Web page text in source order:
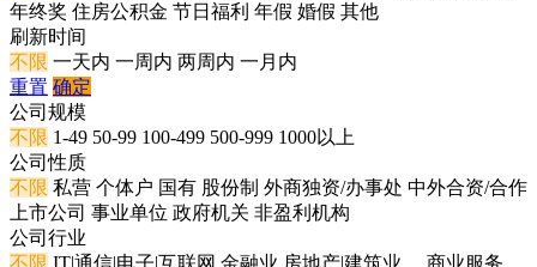
年终奖 住房公积金 节日福利 年假 婚假 其他
刷新时间
不限 一天内 一周内 两周内 一月内
重置 确定
公司规模
不限 1-49 50-99 100-499 500-999 1000以上
公司性质
不限 私营 个体户 国有 股份制 外商独资/办事处 中外合资/合作
上市公司 事业单位 政府机关 非盈利机构
公司行业
不限 IT|通信|电子|互联网 金融业 房地产|建筑业
商业服务